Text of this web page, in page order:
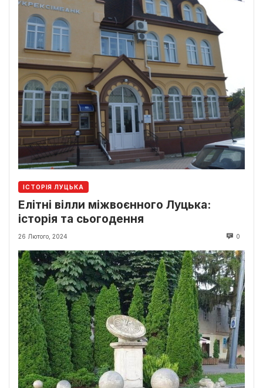
ІСТОРІЯ ЛУЦЬКА
Елітні вілли міжвоєнного Луцька:
історія та сьогодення
26 Лютого, 2024 0